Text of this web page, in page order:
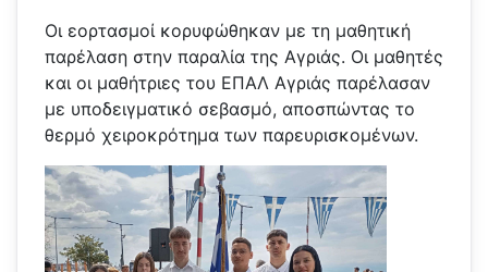
Οι εορτασμοί κορυφώθηκαν με τη μαθητική
παρέλαση στην παραλία της Αγριάς. Οι μαθητές
και οι μαθήτριες του ΕΠΑΛ Αγριάς παρέλασαν
με υποδειγματικό σεβασμό, αποσπώντας το
θερμό χειροκρότημα των παρευρισκομένων.